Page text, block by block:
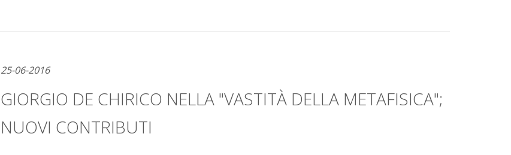
25-06-2016
GIORGIO DE CHIRICO NELLA "VASTITÀ DELLA METAFISICA";
NUOVI CONTRIBUTI